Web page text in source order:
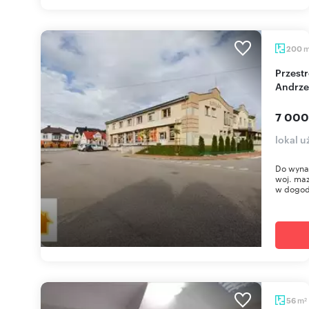
200
Przestronny lokal usługowy 200 m² w centrum
7
lokal
Do
woj.
w
56 m2